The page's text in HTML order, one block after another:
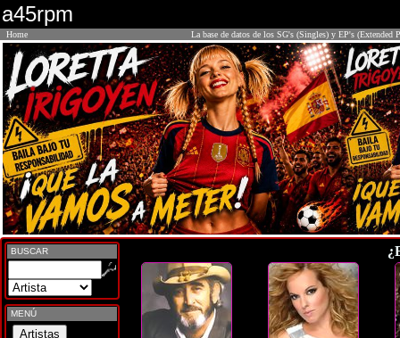
a45rpm
Home La base de datos de los SG's (Singles) y EP's (Extended
BUSCAR
MENÚ